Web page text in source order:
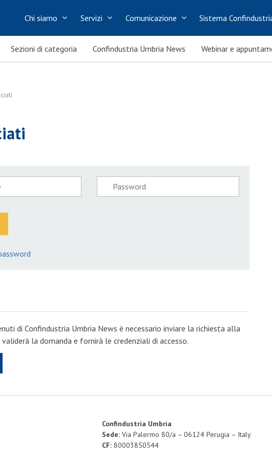
Chi siamo Servizi Comunicazione Sistema
Sezioni di categoria Confindustria Umbria News Webinar e
di Confindustria Umbria News è necessario inviare la richiesta alla
la domanda e fornirà le credenziali di accesso.
Confindustria Umbria
Sede: Via Palermo 80/a – 06124 Perugia – Italy
CF: 80003850544